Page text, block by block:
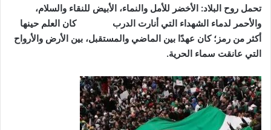
تحمل روح البلاد: الأخضر للأمل والنماء، الأبيض للنقاء والسلام،
والأحمر لدماء الشهداء التي أنارت الدرب كان العلم حينها
أكثر من رمز؛ كان عهدًا بين الماضي والمستقبل، بين الأرض والأرواح
التي عانقت سماء الحرية.